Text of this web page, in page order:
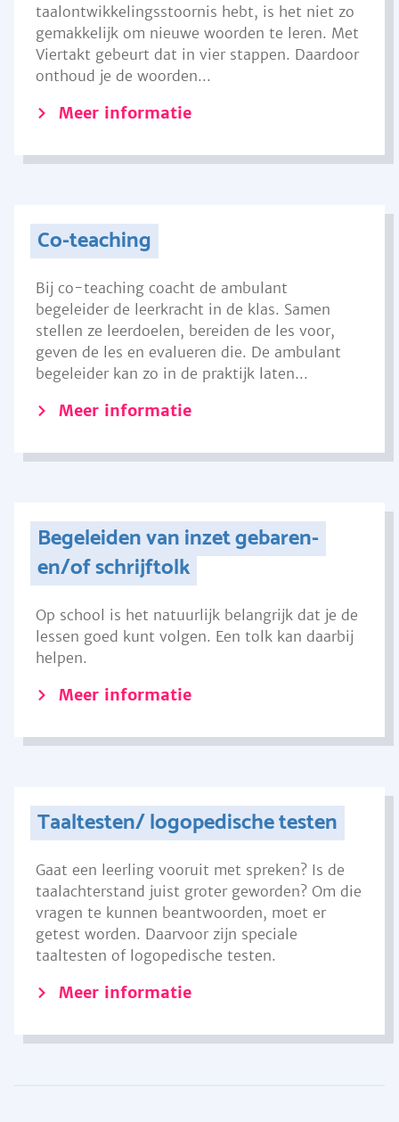
taalontwikkelingsstoornis hebt, is het niet zo
gemakkelijk om nieuwe woorden te leren. Met
Viertakt gebeurt dat in vier stappen. Daardoor
onthoud je de woorden...
Meer informatie
Co-teaching
Bij co-teaching coacht de ambulant
begeleider de leerkracht in de klas. Samen
stellen ze leerdoelen, bereiden de les voor,
geven de les en evalueren die. De ambulant
begeleider kan zo in de praktijk laten...
Meer informatie
Begeleiden van inzet gebaren-
en/of schrijftolk
Op school is het natuurlijk belangrijk dat je de
lessen goed kunt volgen. Een tolk kan daarbij
helpen.
Meer informatie
Taaltesten/ logopedische testen
Gaat een leerling vooruit met spreken? Is de
taalachterstand juist groter geworden? Om die
vragen te kunnen beantwoorden, moet er
getest worden. Daarvoor zijn speciale
taaltesten of logopedische testen.
Meer informatie